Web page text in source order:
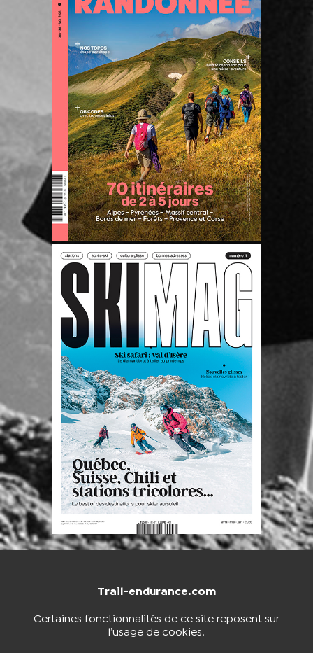
Trail-endurance.com
Certaines fonctionnalités de ce site reposent sur
l’usage de cookies.
NOUS CONTACTER BOUTIQUE